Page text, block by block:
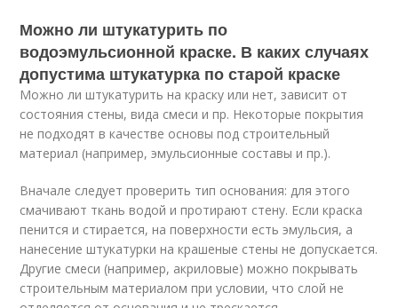
Можно ли штукатурить по
водоэмульсионной краске. В каких случаях
допустима штукатурка по старой краске
Можно ли штукатурить на краску или нет, зависит от
состояния стены, вида смеси и пр. Некоторые покрытия
не подходят в качестве основы под строительный
материал (например, эмульсионные составы и пр.).
Вначале следует проверить тип основания: для этого
смачивают ткань водой и протирают стену. Если краска
пенится и стирается, на поверхности есть эмульсия, а
нанесение штукатурки на крашеные стены не допускается.
Другие смеси (например, акриловые) можно покрывать
строительным материалом при условии, что слой не